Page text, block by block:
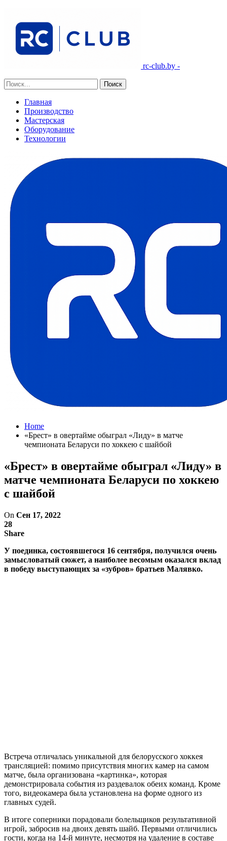
rc-club.by -
Главная
Производство
Мастерская
Оборудование
Технологии
Home
«Брест» в овертайме обыграл «Лиду» в матче
чемпионата Беларуси по хоккею с шайбой
«Брест» в овертайме обыграл «Лиду» в
матче чемпионата Беларуси по хоккею
с шайбой
On Сен 17, 2022
28
Share
У поединка, состоявшегося 16 сентября, получился очень
замысловатый сюжет, а наиболее весомым оказался вклад
в победу выступающих за «зубров» братьев Малявко.
Встреча отличалась уникальной для белорусского хоккея
трансляцией: помимо присутствия многих камер на самом
матче, была организована «картинка», которая
демонстрировала события из раздевалок обеих команд. Кроме
того, видеокамера была установлена на форме одного из
главных судей.
В итоге соперники порадовали болельщиков результативной
игрой, забросив на двоих девять шайб. Первыми отличились
гости, когда на 14-й минуте, несмотря на удаление в составе